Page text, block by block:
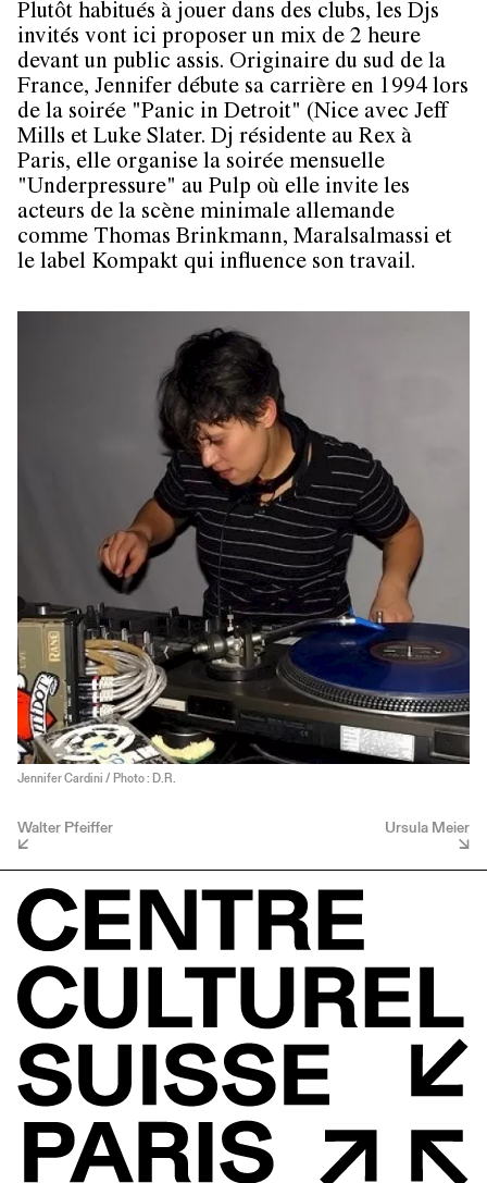
Plutôt habitués à jouer dans des clubs, les Djs
invités vont ici proposer un mix de 2 heure
devant un public assis. Originaire du sud de la
France, Jennifer débute sa carrière en 1994 lors
de la soirée "Panic in Detroit" (Nice avec Jeff
Mills et Luke Slater. Dj résidente au Rex à
Paris, elle organise la soirée mensuelle
"Underpressure" au Pulp où elle invite les
acteurs de la scène minimale allemande
comme Thomas Brinkmann, Maralsalmassi et
le label Kompakt qui influence son travail.
Jennifer Cardini / Photo : D.R.
Walter Pfeiffer Ursula Meier